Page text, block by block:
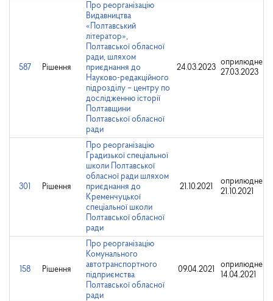
587 Рішення
Про реорганізацію
Видавництва
«Полтавський
літератор»,
Полтавської обласної
ради, шляхом
приєднання до
Науково-редакційного
підрозділу – центру по
дослідженню історії
Полтавщини
Полтавської обласної
ради
24.03.2023
оприлюднено:
27.03.2023
301 Рішення
Про реорганізацію
Градизької спеціальної
школи Полтавської
обласної ради шляхом
приєднання до
Кременчуцької
спеціальної школи
Полтавської обласної
ради
21.10.2021
оприлюднено:
21.10.2021
158 Рішення
Про реорганізацію
Комунального
автотранспортного
підприємства
Полтавської обласної
ради
09.04.2021
оприлюднено
14.04.2021